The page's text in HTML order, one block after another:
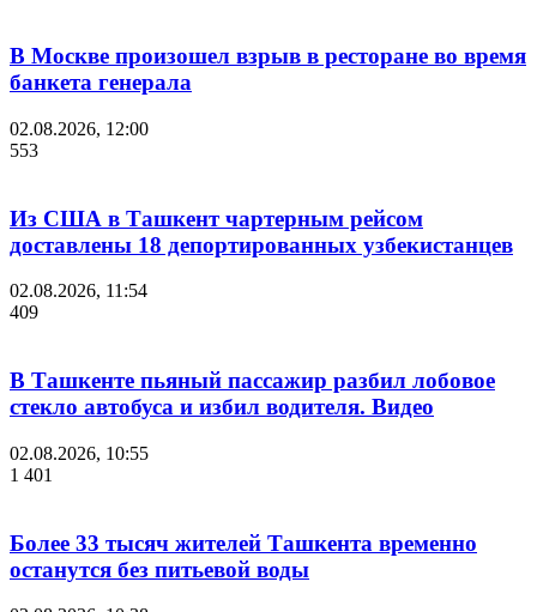
В Москве произошел взрыв в ресторане во время
банкета генерала
02.08.2026, 12:00
553
Из США в Ташкент чартерным рейсом
доставлены 18 депортированных узбекистанцев
02.08.2026, 11:54
409
В Ташкенте пьяный пассажир разбил лобовое
стекло автобуса и избил водителя. Видео
02.08.2026, 10:55
1 401
Более 33 тысяч жителей Ташкента временно
останутся без питьевой воды